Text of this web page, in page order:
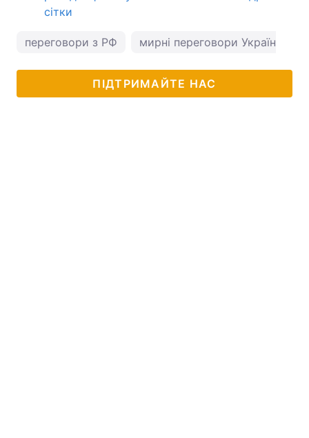
сітки
переговори з РФ мирні переговори Україна
ПІДТРИМАЙТЕ НАС